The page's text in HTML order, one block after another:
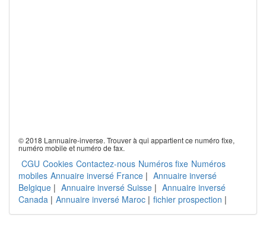
© 2018 Lannuaire-inverse. Trouver à qui appartient ce numéro fixe,
numéro mobile et numéro de fax.
CGU Cookies Contactez-nous Numéros fixe Numéros
mobiles Annuaire inversé France | Annuaire inversé
Belgique | Annuaire inversé Suisse | Annuaire inversé
Canada | Annuaire inversé Maroc | fichier prospection |